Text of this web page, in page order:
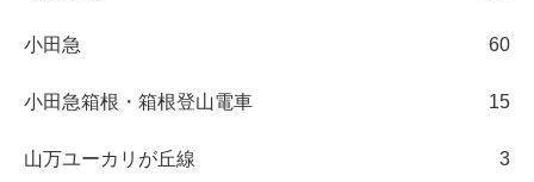
小田急 60
小田急箱根・箱根登山電車 15
山万ユーカリが丘線 3